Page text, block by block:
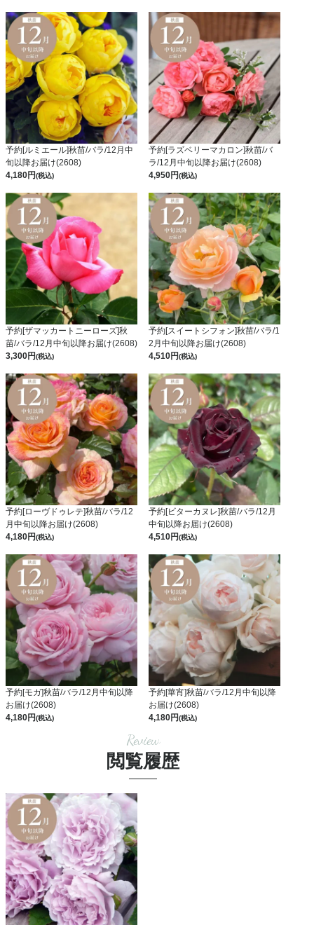
予約[ルミエール]秋苗/バラ/12月中
旬以降お届け(2608)
4,180
(税込)
予約[ラズベリーマカロン]秋苗/バ
ラ/12月中旬以降お届け(2608)
4,950
(税込)
予約[ザマッカートニーローズ]秋
苗/バラ/12月中旬以降お届け(2608)
3,300
(税込)
予約[スイートシフォン]秋苗/バラ/1
2月中旬以降お届け(2608)
4,510
(税込)
予約[ローヴドゥレテ]秋苗/バラ/12
月中旬以降お届け(2608)
4,180
(税込)
予約[ビターカヌレ]秋苗/バラ/12月
中旬以降お届け(2608)
4,510
(税込)
予約[モガ]秋苗/バラ/12月中旬以降
お届け(2608)
4,180
(税込)
予約[華宵]秋苗/バラ/12月中旬以降
お届け(2608)
4,180
(税込)
Review
閲覧履歴